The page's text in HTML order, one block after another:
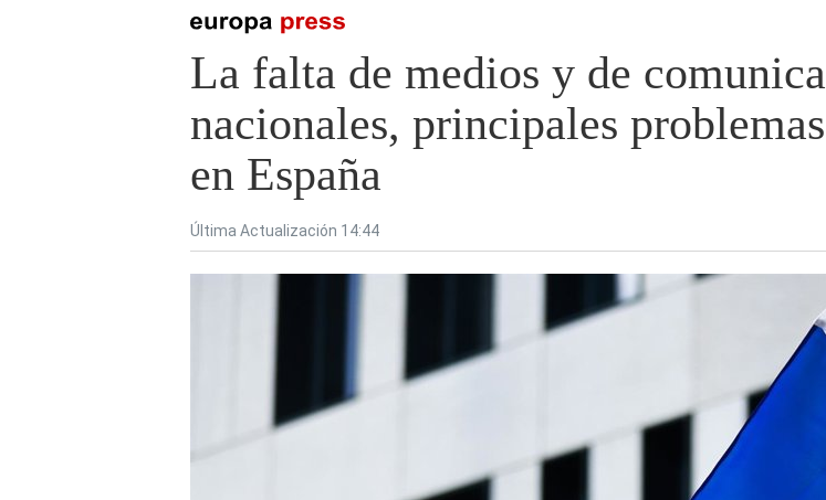
La falta de medios y de
nacionales, principales
en España
Última Actualización 14:44